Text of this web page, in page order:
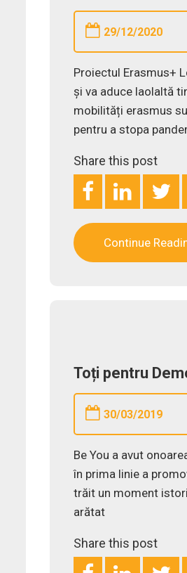
29/12/2020
Proiectul Erasmus+
și va aduce laolaltă
mobilități erasmus
pentru a stopa
Share this post
Continue
Toți pentru
30/03/2019
Be You a avut
în prima linie a
trăit un moment
arătat
Share this post